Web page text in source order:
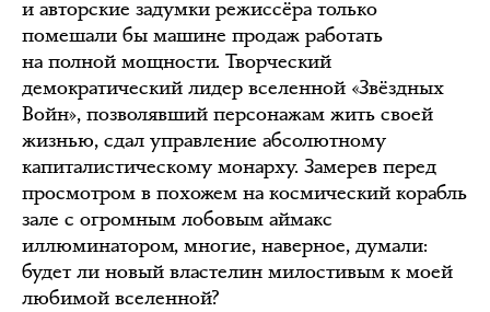
и авторские задумки режиссёра только
помешали бы машине продаж работать
на полной мощности. Творческий
демократический лидер вселенной «Звёздных
Войн», позволявший персонажам жить своей
жизнью, сдал управление абсолютному
капиталистическому монарху. Замерев перед
просмотром в похожем на космический корабль
зале с огромным лобовым аймакс
иллюминатором, многие, наверное, думали:
будет ли новый властелин милостивым к моей
любимой вселенной?